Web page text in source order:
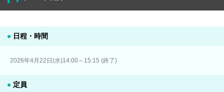
日程・時間
2026年4月22日(水)14:00～15:15 (終了)
定員